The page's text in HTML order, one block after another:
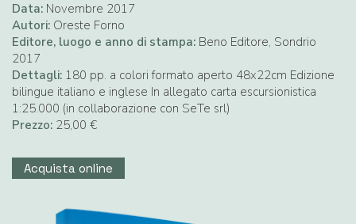
Data: Novembre 2017
Autori: Oreste Forno
Editore, luogo e anno di stampa: Beno Editore, Sondrio
2017
Dettagli: 180 pp. a colori formato aperto 48x22cm Edizione
bilingue italiano e inglese In allegato carta escursionistica
1:25.000 (in collaborazione con SeTe srl)
Prezzo: 25,00 €
Acquista online